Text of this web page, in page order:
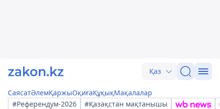
Қаз
СаясатӘлемҚаржыОқиғаҚұқықМақалалар
#Референдум-2026
#Қазақстан мақтанышы